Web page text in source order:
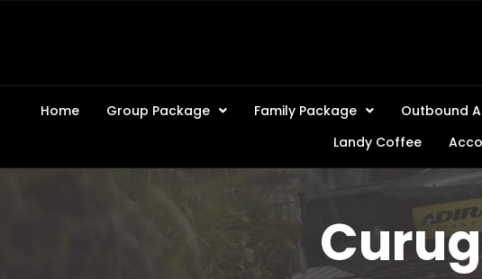
Home Group Package Family Package Outbound
Landy Coffee